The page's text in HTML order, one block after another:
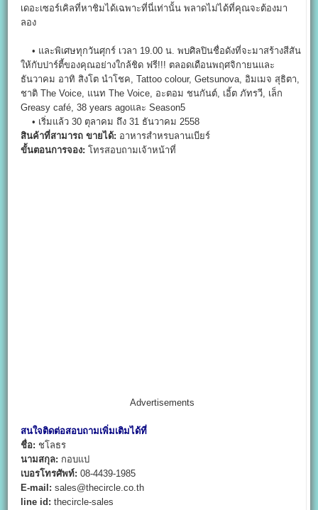
เดอะเซอร์เคิลที่หาชิมได้เฉพาะที่นี่เท่านั้น พลาดไม่ได้ที่คุณจะต้องมา
ลอง
• และพิเศษทุกวันศุกร์ เวลา 19.00 น. พบศิลปินชื่อดังที่จะมาสร้างสีสัน
ให้กับปาร์ตี้ของคุณอย่างใกล้ชิด ฟรี!!! ตลอดเดือนพฤศจิกายนและ
ธันวาคม อาทิ สิงโต นำโชค, Tattoo colour, Getsunova, อิมเมจ สุธิตา,
ชาติ The Voice, แนท The Voice, อะตอม ชนกันต์, เอิ้ต ภัทรวี, เล็ก
Greasy café, 38 years agoและ Season5
• เริ่มแล้ว 30 ตุลาคม ถึง 31 ธันวาคม 2558
สินค้าที่สามารถ ขายได้: อาหารสำหรบลานเบียร์
ขั้นตอนการจอง: โทรสอบถามเจ้าหน้าที่
Advertisements
สนใจติดต่อสอบถามเพิ่มเติมได้ที่
ชื่อ: ชโลธร
นามสกุล: กอบแป
เบอรโทรศัพท์: 08-4439-1985
E-mail: sales@thecircle.co.th
line id: thecircle-sales